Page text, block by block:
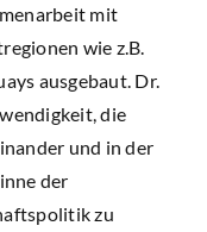
mit
wie z.B.
ausgebaut. Dr.
die
und in der
der
zu